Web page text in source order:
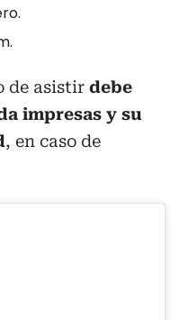
de asistir debe
impresas y su
, en caso de